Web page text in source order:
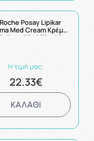
Posay Lipikar
Med Cream Κρέμα
Έκζεμα 30ml (Προϊόν
Η τιμή μας:
22.33€
ΚΑΛΑΘΙ